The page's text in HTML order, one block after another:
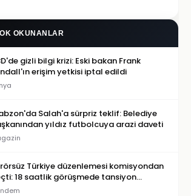
OKUNANLAR
gizli bilgi krizi: Eski bakan Frank
erişim yetkisi iptal edildi
Salah'a sürpriz teklif: Belediye
yıldız futbolcuya arazi daveti
Türkiye düzenlemesi komisyondan
18 saatlik görüşmede tansiyon